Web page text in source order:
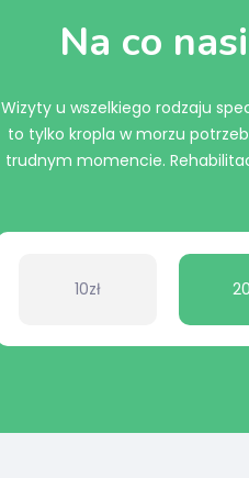
Na co
Wizyty u wszelkiego rodzaju
to tylko kropla w morzu
trudnym momencie.
10zł